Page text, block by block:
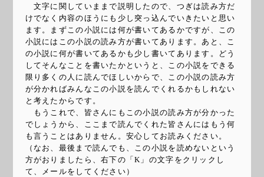
文字に関していままで説明したので、つぎは読み方だ
けでなく内容のほうにも少し突っ込んでいきたいと思い
ます。まずこの小説には何が書いてあるかですが、この
小説にはこの小説の読み方が書いてあります。あと、こ
の小説に何が書いてあるかも少し書いてあります。どう
してそんなことを書いたかというと、この小説をできる
限り多くの人に読んでほしいからで、この小説の読み方
が分かればみんなこの小説を読んでくれるかもしれない
と考えたからです。
もうこれで、皆さんにもこの小説の読み方が分かった
でしょうから、ここまで読んでくれた皆さんにはもう何
も言うことはありません。安心してお読みください。
（なお、最後まで読んでも、この小説を読めないという
方がおりましたら、右下の「Κ」の文字をクリックし
て、メールをしてください）